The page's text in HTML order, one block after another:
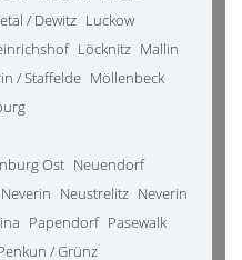
/ Dewitz Luckow
Löcknitz Mallin
/ Staffelde Möllenbeck
Ost Neuendorf
Neustrelitz Neverin
Papendorf Pasewalk
/ Grünz